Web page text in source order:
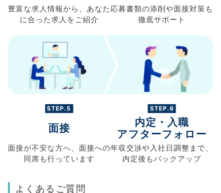
豊富な求人情報から、 あなた
に合った求人を ご紹介
応募書類の添削や面接対策も
徹底サポート
STEP.5
面接
面接が不安な方へ、 面接への
同席も行っています
STEP.6
内定・入職
アフターフォロー
年収交渉や入社日調整まで、
内定後もバックアップ
よくあるご質問